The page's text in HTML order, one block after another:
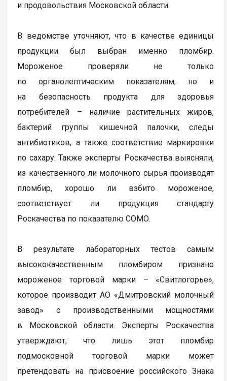
и продовольствия Московской области.
В ведомстве уточняют, что в качестве единицы
продукции был выбран именно пломбир.
Мороженое проверяли не только
по органолептическим показателям, но и
на безопасность продукта для здоровья
потребителей – наличие растительных жиров,
бактерий группы кишечной палочки, следы
антибиотиков, а также соответствие маркировки
по сахару. Также эксперты Роскачества выясняли,
из качественного ли молочного сырья производят
пломбир, хорошо ли взбито мороженое,
соответствует ли продукция стандарту
Роскачества по показателю СОМО.
В результате лабораторных тестов самым
высококачественным пломбиром признано
мороженое торговой марки – «Свитлогорье»,
которое производит АО «Дмитровский молочный
завод» с производственными мощностями
в Московской области. Эксперты Роскачества
утверждают, что лишь этот пломбир
подмосковной торговой марки может
претендовать на присвоение российского Знака